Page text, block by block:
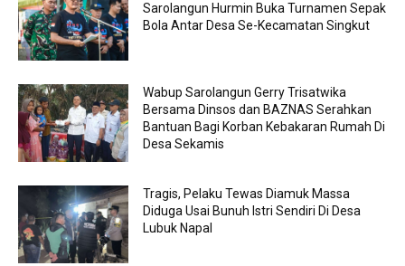
Sarolangun Hurmin Buka Turnamen Sepak
Bola Antar Desa Se-Kecamatan Singkut
Wabup Sarolangun Gerry Trisatwika
Bersama Dinsos dan BAZNAS Serahkan
Bantuan Bagi Korban Kebakaran Rumah Di
Desa Sekamis
Tragis, Pelaku Tewas Diamuk Massa
Diduga Usai Bunuh Istri Sendiri Di Desa
Lubuk Napal